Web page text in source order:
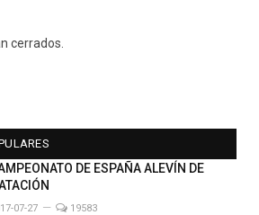
cerrados.
DE ESPAÑA ALEVÍN DE
07-27 19583